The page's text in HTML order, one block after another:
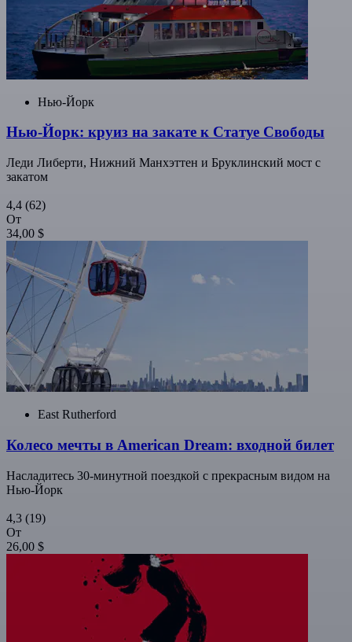
Нью-Йорк
Нью-Йорк: круиз на закате к Статуе Свободы
Леди Либерти, Нижний Манхэттен и Бруклинский мост с
закатом
4,4 (62)
От
34,00 $
East Rutherford
Колесо мечты в American Dream: входной билет
Насладитесь 30-минутной поездкой с прекрасным видом на
Нью-Йорк
4,3 (19)
От
26,00 $